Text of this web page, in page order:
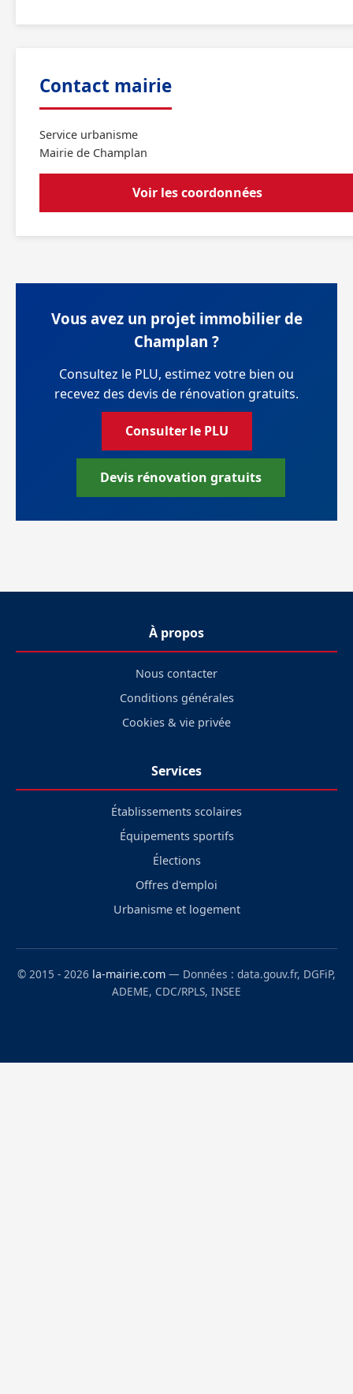
Contact mairie
Service urbanisme
Mairie de Champlan
Voir les coordonnées
Vous avez un projet immobilier de
Champlan ?
Consultez le PLU, estimez votre bien ou
recevez des devis de rénovation gratuits.
Consulter le PLU
Devis rénovation gratuits
À propos
Nous contacter
Conditions générales
Cookies & vie privée
Services
Établissements scolaires
Équipements sportifs
Élections
Offres d'emploi
Urbanisme et logement
© 2015 - 2026 la-mairie.com — Données : data.gouv.fr, DGFiP,
ADEME, CDC/RPLS, INSEE